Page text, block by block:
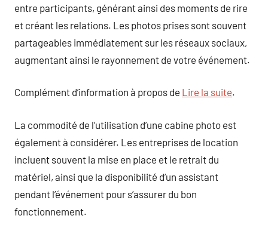
entre participants, générant ainsi des moments de rire
et créant les relations. Les photos prises sont souvent
partageables immédiatement sur les réseaux sociaux,
augmentant ainsi le rayonnement de votre événement.
Complément d’information à propos de Lire la suite.
La commodité de l’utilisation d’une cabine photo est
également à considérer. Les entreprises de location
incluent souvent la mise en place et le retrait du
matériel, ainsi que la disponibilité d’un assistant
pendant l’événement pour s’assurer du bon
fonctionnement.